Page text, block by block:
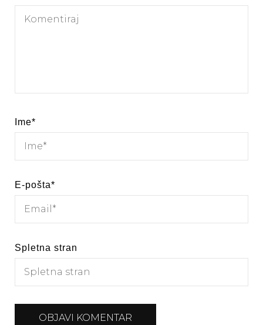
Ime*
E-pošta*
Spletna stran